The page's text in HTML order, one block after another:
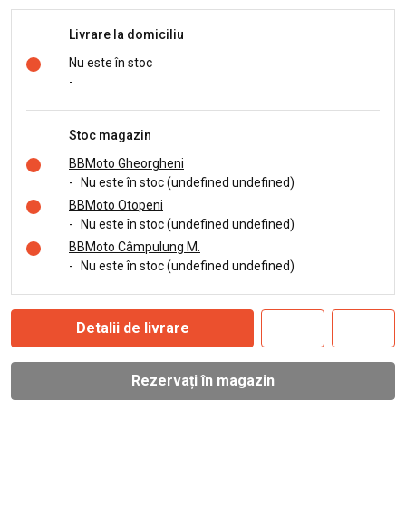
Livrare la domiciliu
Nu este în stoc
-
Stoc magazin
BBMoto Gheorgheni
-
Nu este în stoc (undefined undefined)
BBMoto Otopeni
-
Nu este în stoc (undefined undefined)
BBMoto Câmpulung M.
-
Nu este în stoc (undefined undefined)
Detalii de livrare
Rezervați în magazin